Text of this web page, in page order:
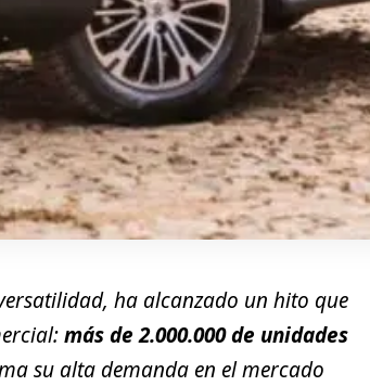
ha alcanzado un hito que
más de 2.000.000 de unidades
su alta demanda en el mercado